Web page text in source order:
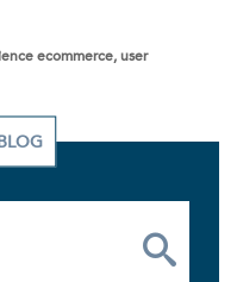
ecommerce, user